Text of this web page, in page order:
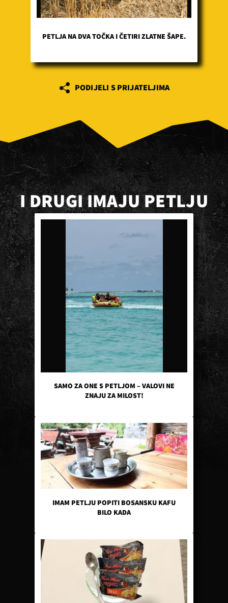
PETLJA NA DVA TOČKA I ČETIRI ZLATNE ŠAPE.
PODIJELI S PRIJATELJIMA
I DRUGI IMAJU PETLJU
SAMO ZA ONE S PETLJOM – VALOVI NE
ZNAJU ZA MILOST!
IMAM PETLJU POPITI BOSANSKU KAFU
BILO KADA